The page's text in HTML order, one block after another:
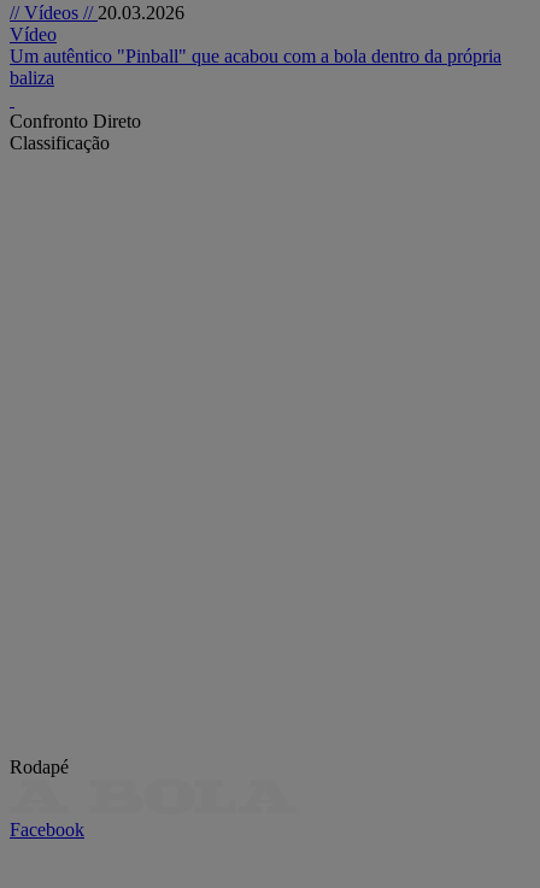
// Vídeos // 20.03.2026
Vídeo
Um autêntico "Pinball" que acabou com a bola dentro da própria
baliza
Confronto Direto
Classificação
Rodapé
Facebook